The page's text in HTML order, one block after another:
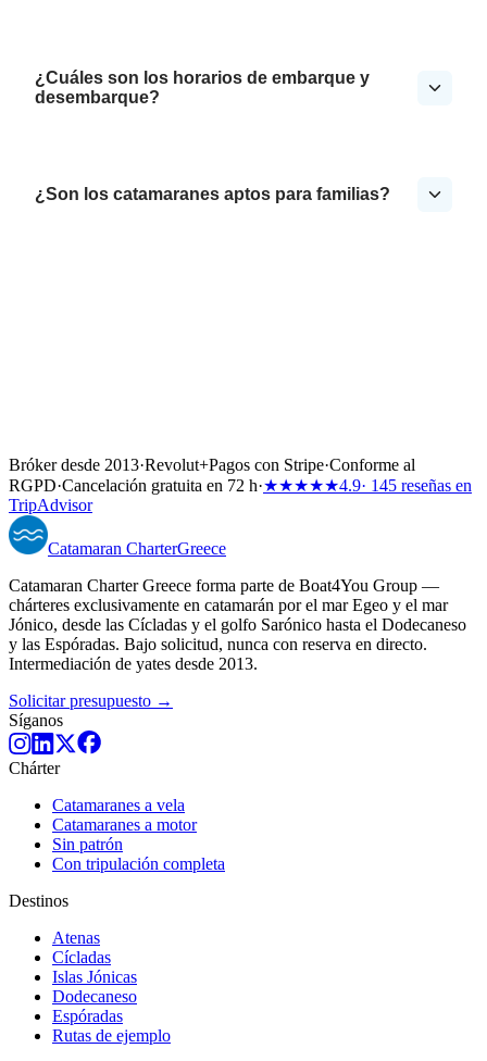
¿Cuáles son los horarios de embarque y
desembarque?
¿Son los catamaranes aptos para familias?
Bróker desde 2013·Revolut+Pagos con Stripe·Conforme al
RGPD·Cancelación gratuita en 72 h·★★★★★4.9· 145 reseñas en
TripAdvisor
Catamaran CharterGreece
Catamaran Charter Greece forma parte de Boat4You Group —
chárteres exclusivamente en catamarán por el mar Egeo y el mar
Jónico, desde las Cícladas y el golfo Sarónico hasta el Dodecaneso
y las Espóradas. Bajo solicitud, nunca con reserva en directo.
Intermediación de yates desde 2013.
Solicitar presupuesto →
Síganos
Chárter
Catamaranes a vela
Catamaranes a motor
Sin patrón
Con tripulación completa
Destinos
Atenas
Cícladas
Islas Jónicas
Dodecaneso
Espóradas
Rutas de ejemplo